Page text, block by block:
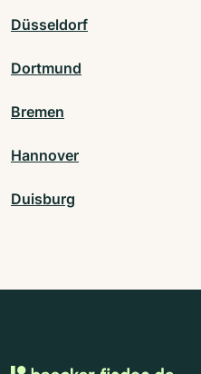
Düsseldorf
Dortmund
Bremen
Hannover
Duisburg